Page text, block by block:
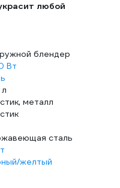
любой
блендер
Вт
металл
сталь
желтый